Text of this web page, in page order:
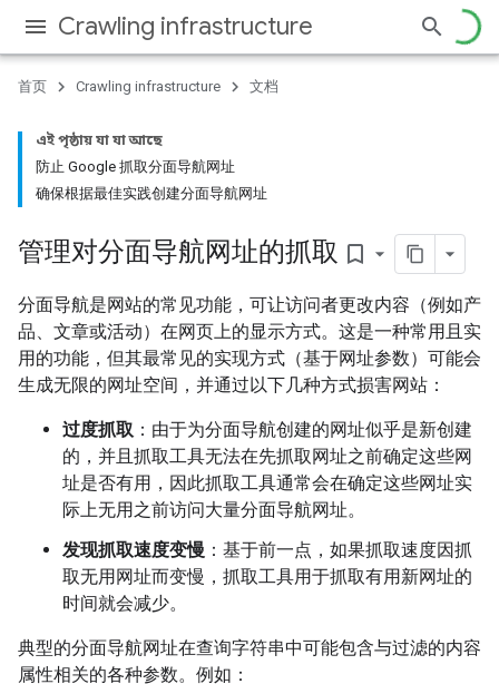
Crawling infrastructure
首页 Crawling infrastructure 文档
এই পৃষ্ঠায় যা যা আছে
防止 Google 抓取分面导航网址
确保根据最佳实践创建分面导航网址
管理对分面导航网址的抓取 bookmark_border
分面导航是网站的常见功能，可让访问者更改内容（例如产
品、文章或活动）在网页上的显示方式。这是一种常用且实
用的功能，但其最常见的实现方式（基于网址参数）可能会
生成无限的网址空间，并通过以下几种方式损害网站：
过度抓取 ：由于为分面导航创建的网址似乎是新创建
的，并且抓取工具无法在先抓取网址之前确定这些网
址是否有用，因此抓取工具通常会在确定这些网址实
际上无用之前访问大量分面导航网址。
发现抓取速度变慢 ：基于前一点，如果抓取速度因抓
取无用网址而变慢，抓取工具用于抓取有用新网址的
时间就会减少。
典型的分面导航网址在查询字符串中可能包含与过滤的内容
属性相关的各种参数。例如：